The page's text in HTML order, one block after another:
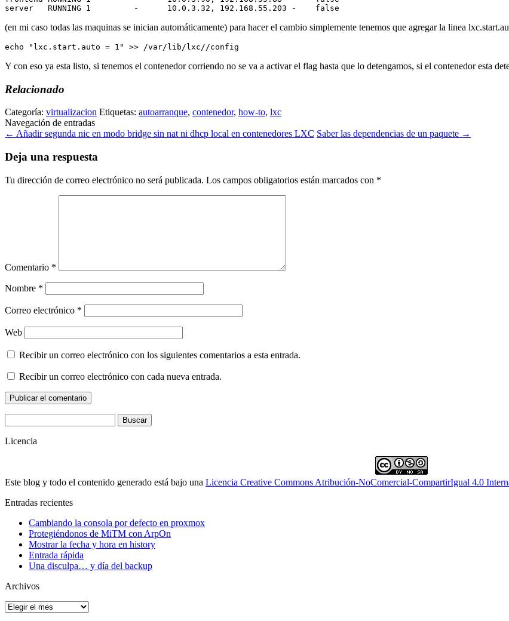
(en mi caso todas las maquinas se inician automáticamente) para hacer el cambio simplemente tenemos que agregar la linea
echo "lxc.start.auto = 1" >> /var/lib/lxc/ /config
Y con eso ya esta listo, si tenemos el contenedor corriendo no se va a activar el flag hasta que lo detengamos, si el contenedor esta
Relacionado
Categoría: virtualizacion Etiquetas: autoarranque, contenedor, how-to, lxc
Navegación de entradas
← Añadir segunda nic en modo bridge sin nat ni dhcp local en contenedores LXC Saber las dependencias de un paquete →
Deja una respuesta
Tu dirección de correo electrónico no será publicada. Los campos obligatorios están marcados con *
Comentario *
Nombre *
Correo electrónico *
Web
Recibir un correo electrónico con los siguientes comentarios a esta entrada.
Recibir un correo electrónico con cada nueva entrada.
Licencia
Este blog y todo el contenido generado está bajo una Licencia Creative Commons Atribución-NoComercial-CompartirIgual 4.0
Entradas recientes
Cambiando la consola por defecto en proxmox
Protegiéndonos de MiTM con ArpOn
Mostrar la fecha y hora en history
Entrada rápida
Una disculpa… y día del backup
Archivos
Archivos